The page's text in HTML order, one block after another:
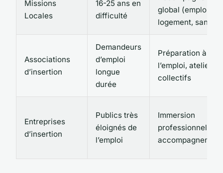
Missions
Locales
16-25 ans en
difficulté
global (emploi,
logement, santé)
Associations
d’insertion
Demandeurs
d’emploi
longue
durée
Préparation à
l’emploi, ateliers
collectifs
Entreprises
d’insertion
Publics très
éloignés de
l’emploi
Immersion
professionnelle +
accompagnement